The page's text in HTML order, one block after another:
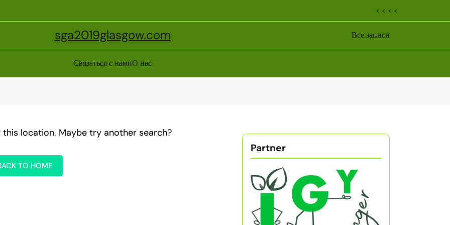
< < < <
sga2019glasgow.com Все записи
Связаться с намиО нас
location. Maybe try another search?
TO HOME
Partner